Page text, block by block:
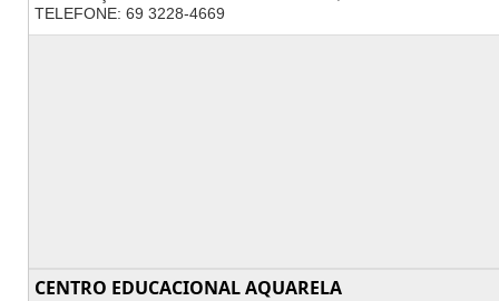
TELEFONE: 69 3228-4669
CENTRO EDUCACIONAL AQUARELA